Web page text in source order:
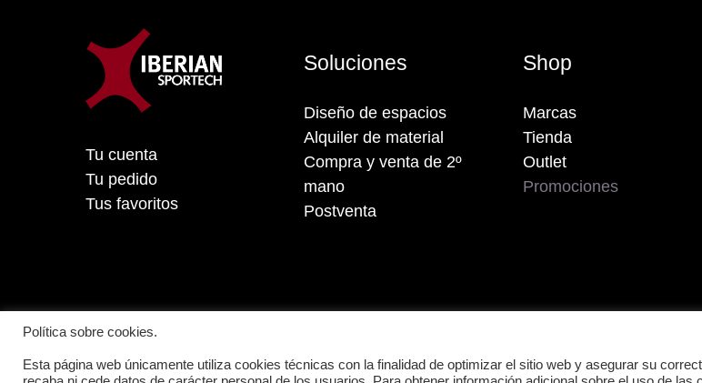
Tu cuenta
Tu pedido
Tus favoritos
Soluciones
Diseño de espacios
Alquiler de material
Compra y venta de 2º
mano
Postventa
Shop
Marcas
Tienda
Outlet
Promociones
Política sobre cookies.
Esta página web únicamente utiliza cookies técnicas con la finalidad de optimizar el sitio web y asegurar su